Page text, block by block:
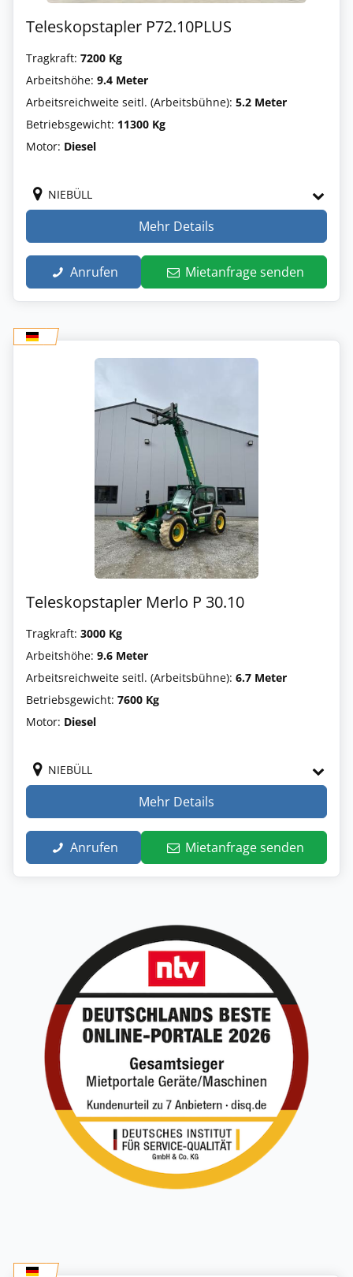
Teleskopstapler P72.10PLUS
Tragkraft: 7200 Kg
Arbeitshöhe: 9.4 Meter
Arbeitsreichweite seitl. (Arbeitsbühne): 5.2 Meter
Betriebsgewicht: 11300 Kg
Motor: Diesel
NIEBÜLL
Mehr Details
Anrufen Mietanfrage senden
Teleskopstapler Merlo P 30.10
Tragkraft: 3000 Kg
Arbeitshöhe: 9.6 Meter
Arbeitsreichweite seitl. (Arbeitsbühne): 6.7 Meter
Betriebsgewicht: 7600 Kg
Motor: Diesel
NIEBÜLL
Mehr Details
Anrufen Mietanfrage senden